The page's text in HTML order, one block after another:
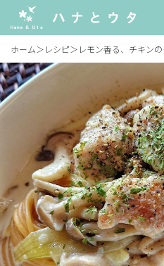
ホーム＞ レシピ＞ レモン香る、チキン